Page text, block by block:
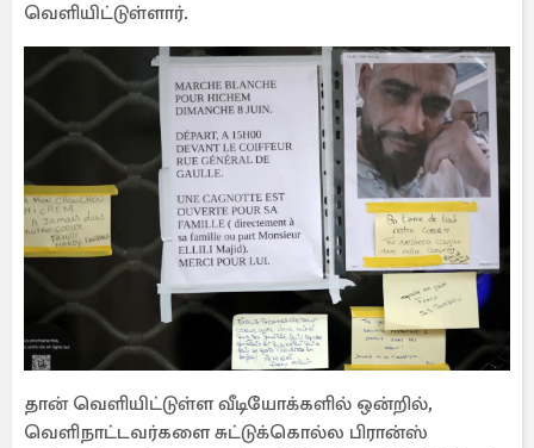
வெளியிட்டுள்ளார்.
தான் வெளியிட்டுள்ள வீடியோக்களில் ஒன்றில்,
வெளிநாட்டவர்களை சுட்டுக்கொல்ல பிரான்ஸ்